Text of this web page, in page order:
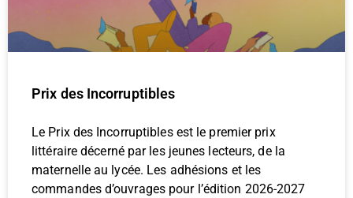
Prix des Incorruptibles
Le Prix des Incorruptibles est le premier prix
littéraire décerné par les jeunes lecteurs, de la
maternelle au lycée. Les adhésions et les
commandes d’ouvrages pour l’édition 2026-2027